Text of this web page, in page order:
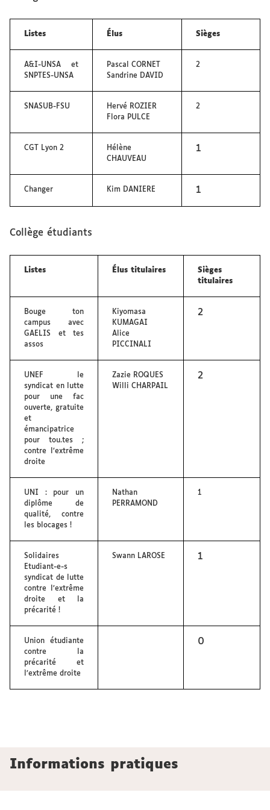
Listes Élus Sièges
A&I-UNSA et
SNPTES-UNSA
Pascal CORNET
Sandrine DAVID
2
SNASUB-FSU
Hervé ROZIER
Flora PULCE
2
CGT Lyon 2
Hélène
CHAUVEAU
1
Changer Kim DANIERE 1
Collège étudiants
Listes Élus titulaires
Sièges
titulaires
Bouge ton
campus avec
GAELIS et tes
assos
Kiyomasa
KUMAGAI
Alice
PICCINALI
2
UNEF le
syndicat en lutte
pour une fac
ouverte, gratuite
et
émancipatrice
pour tou.tes ;
contre l’extrême
droite
Zazie ROQUES
Willi CHARPAIL
2
UNI : pour un
diplôme de
qualité, contre
les blocages !
Nathan
PERRAMOND
1
Solidaires
Etudiant-e-s
syndicat de lutte
contre l’extrême
droite et la
précarité !
Swann LAROSE 1
Union étudiante
contre la
précarité et
l’extrême droite
0
Informations pratiques